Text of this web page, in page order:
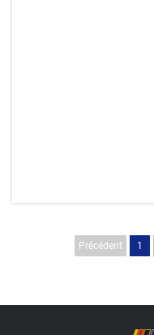
Précédent 1